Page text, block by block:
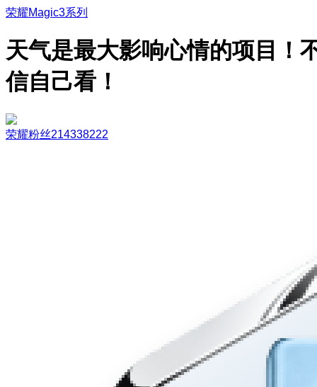
荣耀Magic3系列
天气是最大影响心情的项目！
信自己看！
荣耀粉丝214338222